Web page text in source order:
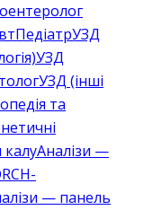
ПедіатрУЗД
УЗД
УЗД (інші
та
калуАналізи —
— панель